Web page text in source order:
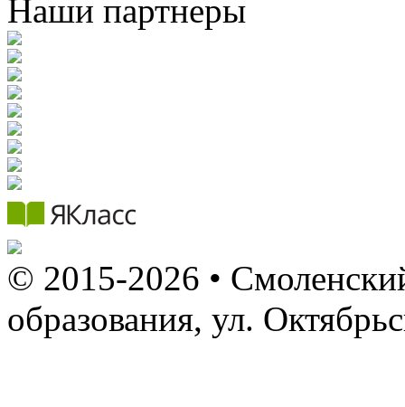
Наши партнеры
© 2015-2026 •
образования, ул.